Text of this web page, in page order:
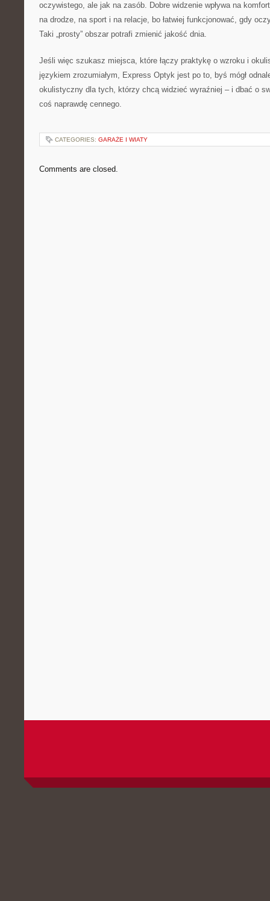
oczywistego, ale jak na zasób. Dobre widzenie wpływa na
na drodze, na sport i na relacje, bo łatwiej funkcjonować, gdy
Taki „prosty” obszar potrafi zmienić jakość dnia.
Jeśli więc szukasz miejsca, które łączy praktykę o wzroku i
językiem zrozumiałym, Express Optyk jest po to, byś mógł
okulistyczny dla tych, którzy chcą widzieć wyraźniej – i dbać o
coś naprawdę cennego.
CATEGORIES: GARAŻE I WIATY
Comments are closed.